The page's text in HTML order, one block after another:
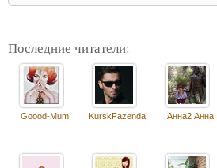
Последние читатели:
Goood-Mum KurskFazenda Анна2 Анна